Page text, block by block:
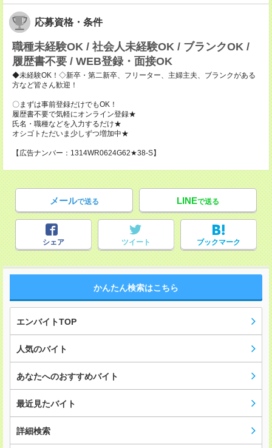
応募資格・条件
職種未経験OK / 社会人未経験OK / ブランクOK /
履歴書不要 / WEB登録・面接OK
◆未経験OK！◇新卒・第二新卒、フリーター、主婦主夫、ブランクがある
方など皆さん歓迎！
〇まずは事前登録だけでもOK！
履歴書不要で気軽にオンライン登録★
氏名・職種などを入力するだけ★
オシゴトただいま少しずつ増加中★
【広告ナンバー：1314WR0624G62★38-S】
メールで送る LINEで送る
シェア ツイート ブックマーク
かんたん検索はこちら
エンバイトTOP
人気のバイト
あなたへのおすすめバイト
最近見たバイト
詳細検索